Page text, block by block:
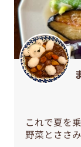
これで夏を
野菜とささ